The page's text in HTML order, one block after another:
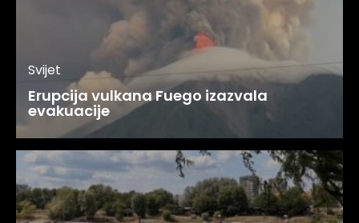
Svijet
Erupcija vulkana Fuego izazvala
evakuacije